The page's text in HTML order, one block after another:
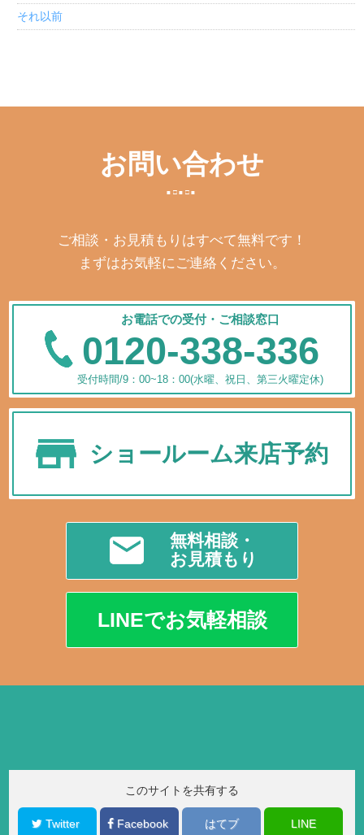
それ以前
お問い合わせ
ご相談・お見積もりはすべて無料です！
まずはお気軽にご連絡ください。
お電話での受付・ご相談窓口
0120-338-336
受付時間/9：00~18：00(水曜、祝日、第三火曜定休)
ショールーム来店予約
無料相談・
お見積もり
LINEでお気軽相談
このサイトを共有する
Twitter Facebook はてブ LINE